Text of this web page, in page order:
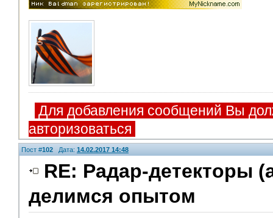
Для добавления сообщений Вы
авторизоваться
Пост #102 Дата: 14.02.2017 14:48
RE: Радар-детекторы
делимся опытом